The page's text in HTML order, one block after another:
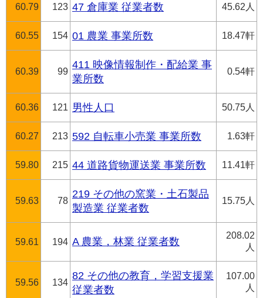
60.79 123 47 倉庫業 従業者数 45.62人
60.55 154 01 農業 事業所数 18.47軒
60.39 99
411 映像情報制作・配給業 事
業所数
0.54軒
60.36 121 男性人口 50.75人
60.27 213 592 自転車小売業 事業所数 1.63軒
59.80 215 44 道路貨物運送業 事業所数 11.41軒
59.63 78
219 その他の窯業・土石製品
製造業 従業者数
15.75人
59.61 194 A 農業，林業 従業者数
208.02
人
59.56 134
82 その他の教育，学習支援業
従業者数
107.00
人